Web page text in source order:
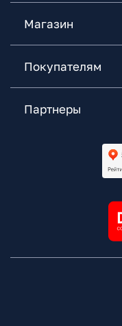
Магазин
Покупателям
Партнеры